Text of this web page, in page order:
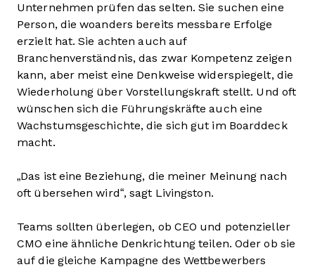
Unternehmen prüfen das selten. Sie suchen eine
Person, die woanders bereits messbare Erfolge
erzielt hat. Sie achten auch auf
Branchenverständnis, das zwar Kompetenz zeigen
kann, aber meist eine Denkweise widerspiegelt, die
Wiederholung über Vorstellungskraft stellt. Und oft
wünschen sich die Führungskräfte auch eine
Wachstumsgeschichte, die sich gut im Boarddeck
macht.
„Das ist eine Beziehung, die meiner Meinung nach
oft übersehen wird“, sagt Livingston.
Teams sollten überlegen, ob CEO und potenzieller
CMO eine ähnliche Denkrichtung teilen. Oder ob sie
auf die gleiche Kampagne des Wettbewerbers